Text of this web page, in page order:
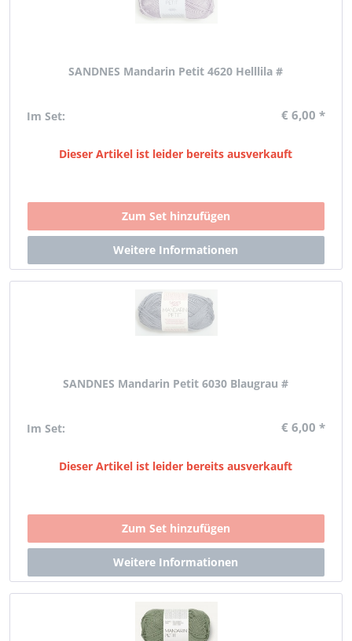
SANDNES Mandarin Petit 4620 Helllila #
Im Set: € 6,00 *
Dieser Artikel ist leider bereits ausverkauft
SANDNES Mandarin Petit 6030 Blaugrau #
Im Set: € 6,00 *
Dieser Artikel ist leider bereits ausverkauft